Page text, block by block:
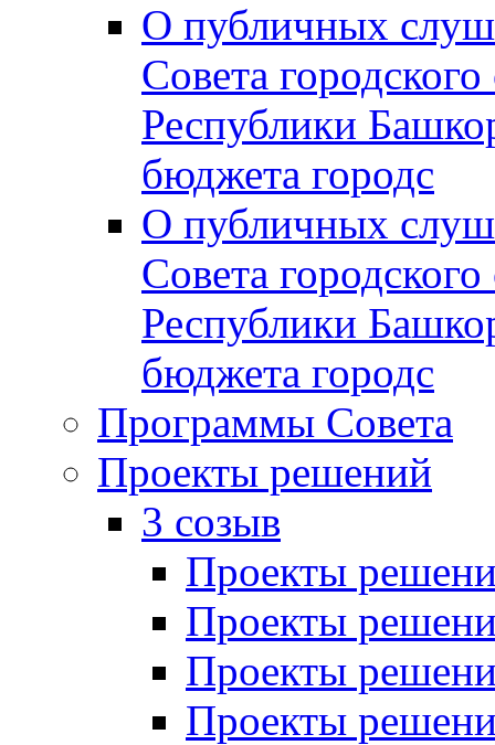
О публичных
Совета
Республики
бюджета городс
О публичных
Совета
Республики
бюджета городс
Программы Совета
Проекты решений
3 созыв
Проекты
Проекты
Проекты
Проекты